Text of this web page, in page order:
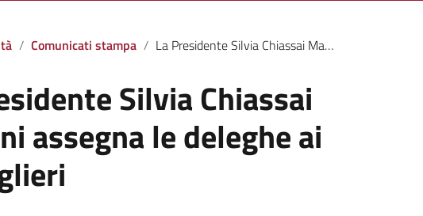
Comunicati stampa La Presidente Silvia Chiassai Martini assegna le deleghe ai consiglieri
Silvia Chiassai
assegna le deleghe ai